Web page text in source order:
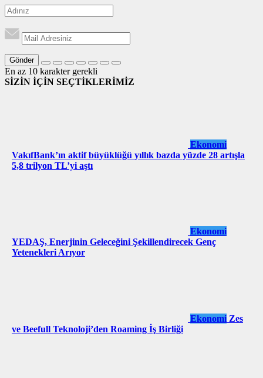
Gönder
En az 10 karakter gerekli
SİZİN İÇİN SEÇTİKLERİMİZ
Ekonomi
VakıfBank’ın aktif büyüklüğü yıllık bazda yüzde 28 artışla
5,8 trilyon TL’yi aştı
Ekonomi
YEDAŞ, Enerjinin Geleceğini Şekillendirecek Genç
Yetenekleri Arıyor
Ekonomi Zes
ve Beefull Teknoloji’den Roaming İş Birliği